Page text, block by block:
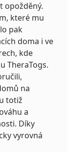
opožděný.
které mu
pak
doma i ve
kde
TheraTogs.
na
totiž
a
Díky
vyrovná